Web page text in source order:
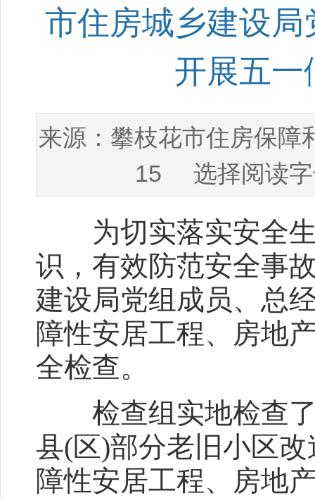
市住房城乡建设
开展五一
来源： 攀枝花市住房保障
15 选择阅读
为切实落实安全生
识，有效防范安全事
建设局党组成员、总
障性安居工程、房地
全检查。
检查组实地检查了
县(区)部分老旧小区
障性安居工程、房地